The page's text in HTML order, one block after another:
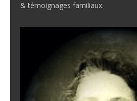
& témoignages familiaux.